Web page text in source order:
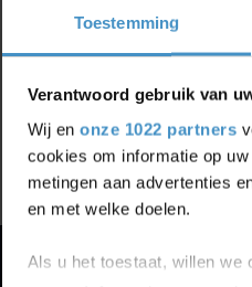
Toestemming
Verantwoord gebruik van
Wij en onze 1022 partners
cookies om informatie op
metingen aan advertenties
en met welke doelen.
Als u het toestaat, willen we